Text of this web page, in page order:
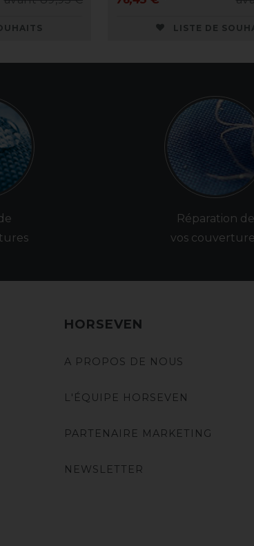
LISTE DE
Réparation de
vos
HORSEVEN
A PROPOS DE NOUS
L'ÉQUIPE HORSEVEN
PARTENAIRE MARKETING
NEWSLETTER